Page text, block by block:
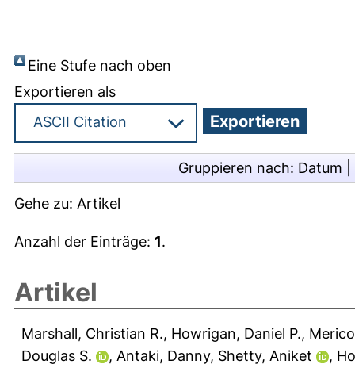
Eine Stufe nach oben
Exportieren als
Gruppieren nach: Datum
Gehe zu: Artikel
Anzahl der Einträge: 1.
Artikel
Marshall, Christian R., Howrigan, Daniel P.,
Douglas S.
, Antaki, Danny, Shetty, Aniket ,